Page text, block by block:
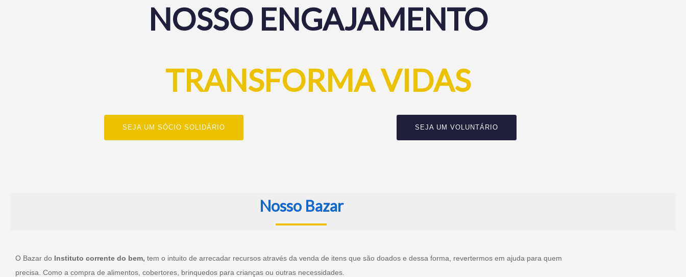
NOSSO ENGAJAMENTO
TRANSFORMA VIDAS
SEJA UM SÓCIO SOLIDÁRIO SEJA UM VOLUNTÁRIO
Nosso Bazar
O Bazar do Instituto corrente do bem, tem o intuito de arrecadar recursos através da venda de itens que são doados e dessa forma, revertermos em ajuda para quem
precisa. Como a compra de alimentos, cobertores, brinquedos para crianças ou outras necessidades.